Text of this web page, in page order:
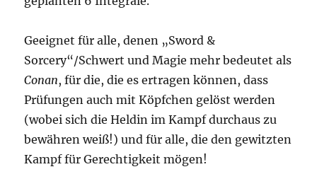
Geeignet für alle, denen „Sword &
Sorcery“/Schwert und Magie mehr bedeutet als
Conan, für die, die es ertragen können, dass
Prüfungen auch mit Köpfchen gelöst werden
(wobei sich die Heldin im Kampf durchaus zu
bewähren weiß!) und für alle, die den gewitzten
Kampf für Gerechtigkeit mögen!